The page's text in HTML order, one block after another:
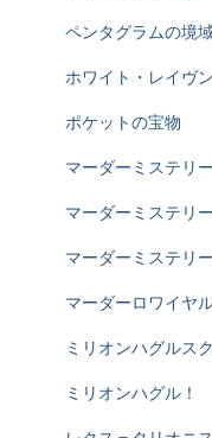
ペンタグラムの境
ホワイト・レイヴ
ポケットの宝物
マーダーミステリ
マーダーミステリ
マーダーミステリ
マーダーロワイヤ
ミリオンハグルス
ミリオンハグル！